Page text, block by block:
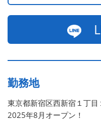
勤務地
東京都新宿区西新宿１丁
2025年8月オープン！